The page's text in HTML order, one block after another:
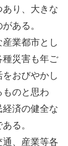
り、大きな
ある。
業都市とし
種災害も年ご
おびやかし
のと思わ
済の健全な
る。
、産業等各